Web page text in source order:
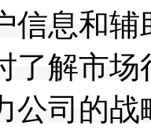
信息和辅
了解市场
公司的战